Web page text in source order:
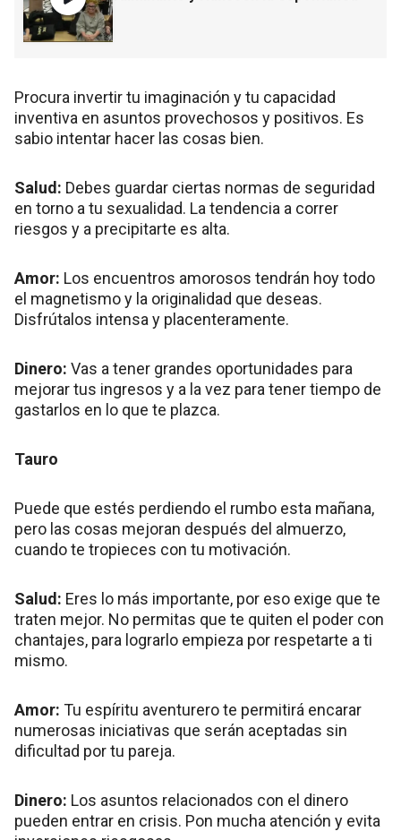
Procura invertir tu imaginación y tu capacidad
inventiva en asuntos provechosos y positivos. Es
sabio intentar hacer las cosas bien.
Salud: Debes guardar ciertas normas de seguridad
en torno a tu sexualidad. La tendencia a correr
riesgos y a precipitarte es alta.
Amor: Los encuentros amorosos tendrán hoy todo
el magnetismo y la originalidad que deseas.
Disfrútalos intensa y placenteramente.
Dinero: Vas a tener grandes oportunidades para
mejorar tus ingresos y a la vez para tener tiempo de
gastarlos en lo que te plazca.
Tauro
Puede que estés perdiendo el rumbo esta mañana,
pero las cosas mejoran después del almuerzo,
cuando te tropieces con tu motivación.
Salud: Eres lo más importante, por eso exige que te
traten mejor. No permitas que te quiten el poder con
chantajes, para lograrlo empieza por respetarte a ti
mismo.
Amor: Tu espíritu aventurero te permitirá encarar
numerosas iniciativas que serán aceptadas sin
dificultad por tu pareja.
Dinero: Los asuntos relacionados con el dinero
pueden entrar en crisis. Pon mucha atención y evita